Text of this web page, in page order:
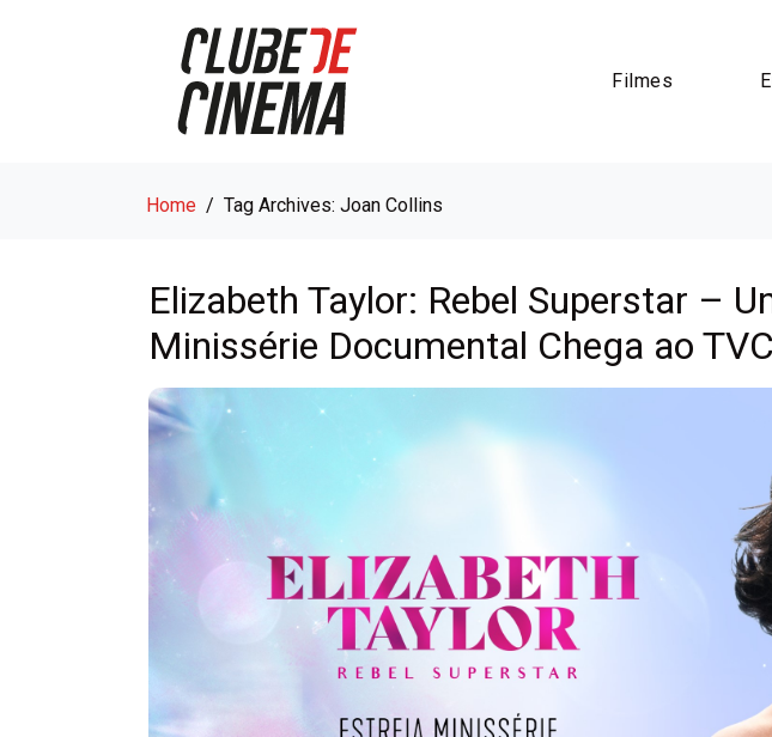
Filmes
Home Tag Archives: Joan Collins
Elizabeth Taylor: Rebel Superstar –
Minissérie Documental Chega ao